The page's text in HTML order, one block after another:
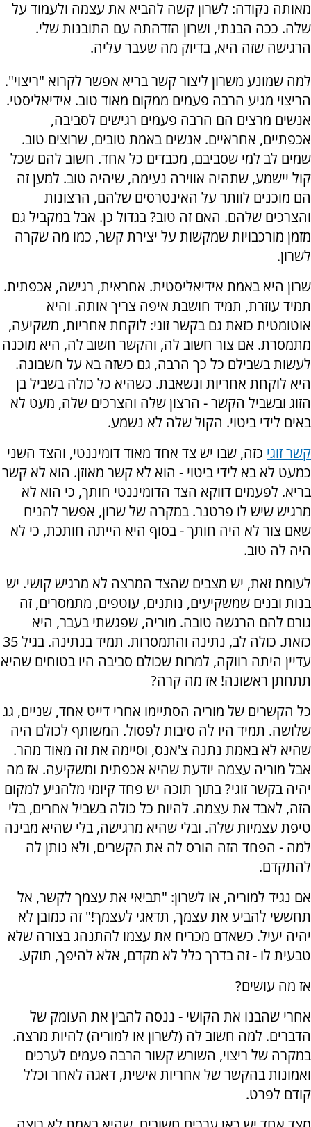
מאותה נקודה: לשרון קשה להביא את עצמה ולעמוד על
שלה. ככה הבנתי, ושרון הזדהתה עם התובנות שלי.
הרגישה שזה היא, בדיוק מה שעבר עליה.
למה שמונע משרון ליצור קשר בריא אפשר לקרוא "ריצוי".
הריצוי מגיע הרבה פעמים ממקום מאוד טוב. אידיאליסטי.
אנשים מרצים הם הרבה פעמים רגישים לסביבה,
אכפתיים, אחראיים. אנשים באמת טובים, שרוצים טוב.
שמים לב למי שסביבם, מכבדים כל אחד. חשוב להם שכל
קול יישמע, שתהיה אווירה נעימה, שיהיה טוב. למען זה
הם מוכנים לוותר על האינטרסים שלהם, הרצונות
והצרכים שלהם. האם זה טוב? בגדול כן. אבל במקביל גם
מזמן מורכבויות שמקשות על יצירת קשר, כמו מה שקרה
לשרון.
שרון היא באמת אידיאליסטית. אחראית, רגישה, אכפתית.
תמיד עוזרת, תמיד חושבת איפה צריך אותה. והיא
אוטומטית כזאת גם בקשר זוגי: לוקחת אחריות, משקיעה,
מתמסרת. אם צור חשוב לה, והקשר חשוב לה, היא מוכנה
לעשות בשבילם כל כך הרבה, גם כשזה בא על חשבונה.
היא לוקחת אחריות ונשאבת. כשהיא כל כולה בשביל בן
הזוג ובשביל הקשר - הרצון שלה והצרכים שלה, מעט לא
באים לידי ביטוי. הקול שלה לא נשמע.
קשר זוגי כזה, שבו יש צד אחד מאוד דומיננטי, והצד השני
כמעט לא בא לידי ביטוי - הוא לא קשר מאוזן. הוא לא קשר
בריא. לפעמים דווקא הצד הדומיננטי חותך, כי הוא לא
מרגיש שיש לו פרטנר. במקרה של שרון, אפשר להניח
שאם צור לא היה חותך - בסוף היא הייתה חותכת, כי לא
היה לה טוב.
לעומת זאת, יש מצבים שהצד המרצה לא מרגיש קושי. יש
בנות ובנים שמשקיעים, נותנים, עוטפים, מתמסרים, זה
גורם להם הרגשה טובה. מוריה, שפגשתי בעבר, היא
כזאת. כולה לב, נתינה והתמסרות. תמיד בנתינה. בגיל 35
עדיין היתה רווקה, למרות שכולם סביבה היו בטוחים שהיא
תתחתן ראשונה! אז מה קרה?
כל הקשרים של מוריה הסתיימו אחרי דייט אחד, שניים, גג
שלושה. תמיד היו לה סיבות לפסול. המשותף לכולם היה
שהיא לא באמת נתנה צ'אנס, וסיימה את זה מאוד מהר.
אבל מוריה עצמה יודעת שהיא אכפתית ומשקיעה. אז מה
יהיה בקשר זוגי? בתוך תוכה יש פחד קיומי מלהגיע למקום
הזה, לאבד את עצמה. להיות כל כולה בשביל אחרים, בלי
טיפת עצמיות שלה. ובלי שהיא מרגישה, בלי שהיא מבינה
למה - הפחד הזה הורס לה את הקשרים, ולא נותן לה
להתקדם.
אם נגיד למוריה, או לשרון: "תביאי את עצמך לקשר, אל
תחששי להביע את עצמך, תדאגי לעצמך!" זה כמובן לא
יהיה יעיל. כשאדם מכריח את עצמו להתנהג בצורה שלא
טבעית לו - זה בדרך כלל לא מקדם, אלא להיפך, תוקע.
אז מה עושים?
אחרי שהבנו את הקושי - ננסה להבין את העומק של
הדברים. למה חשוב לה (לשרון או למוריה) להיות מרצה.
במקרה של ריצוי, השורש קשור הרבה פעמים לערכים
ואמונות בהקשר של אחריות אישית, דאגה לאחר וכלל
קודם לפרט.